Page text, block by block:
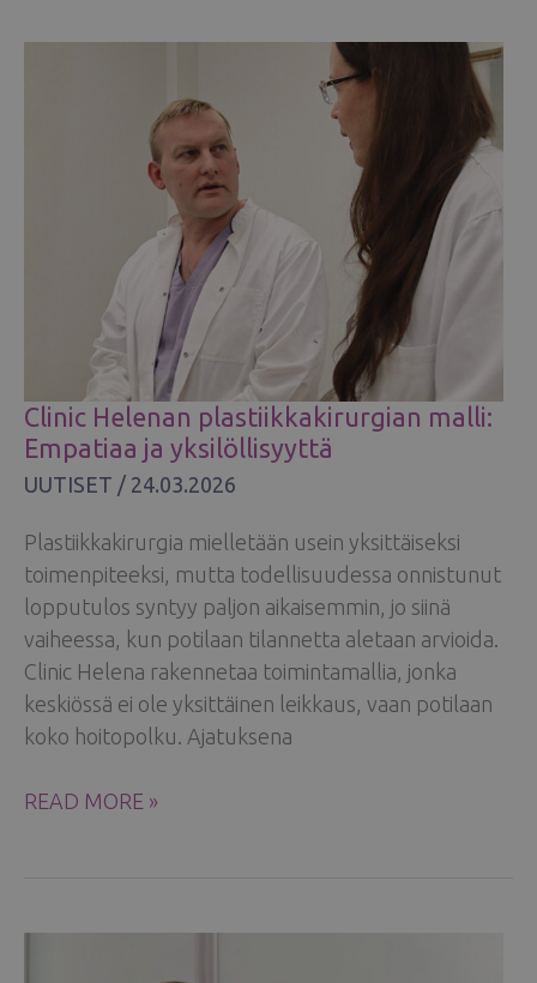
OMA
Clinic Helenan plastiikkakirurgian malli:
Empatiaa ja yksilöllisyyttä
UUTISET / 24.03.2026
Plastiikkakirurgia mielletään usein yksittäiseksi
toimenpiteeksi, mutta todellisuudessa onnistunut
lopputulos syntyy paljon aikaisemmin, jo siinä
vaiheessa, kun potilaan tilannetta aletaan arvioida.
Clinic Helena rakennetaa toimintamallia, jonka
keskiössä ei ole yksittäinen leikkaus, vaan potilaan
koko hoitopolku. Ajatuksena
CLINIC
EMPATIAA
READ MORE »